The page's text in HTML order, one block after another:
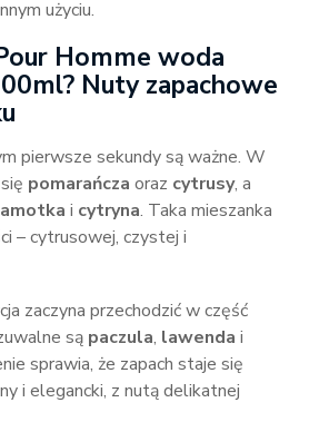
użyciu.
Homme woda
Nuty zapachowe
pierwsze sekundy są ważne. W
pomarańcza oraz cytrusy, a
i cytryna. Taka mieszanka
– cytrusowej, czystej i
zaczyna przechodzić w część
są paczula, lawenda i
sprawia, że zapach staje się
i elegancki, z nutą delikatnej